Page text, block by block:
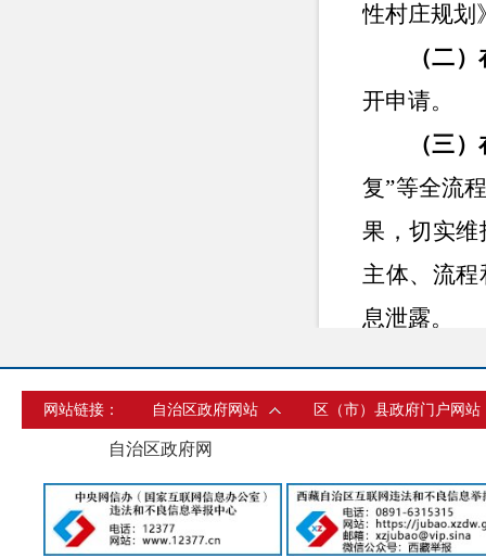
性村庄规划
（二）
开申请。
（三）
复”等全流
果，切实
主体、流
息泄露。
（四）
结合政务
（五）
期开展工
网站链接： 自治区政府网站 区（市）县政府门户网站
自治区政府网